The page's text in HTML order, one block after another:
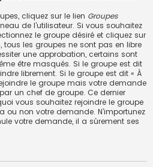
cliquez sur le lien Groupes
de l’utilisateur. Si vous souhaitez
le groupe désiré et cliquez sur
tous les groupes ne sont pas en libre
une approbation, certains sont
être masqués. Si le groupe est dit
librement. Si le groupe est dit « À
le groupe mais votre demande
un chef de groupe. Ce dernier
vous souhaitez rejoindre le groupe
ou non votre demande. N’importunez
votre demande, il a sûrement ses